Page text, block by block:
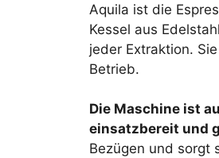
Aquila ist die
Kessel aus
jeder Extraktion.
Betrieb.
Die Maschine ist
einsatzbereit und
Bezügen und sorgt